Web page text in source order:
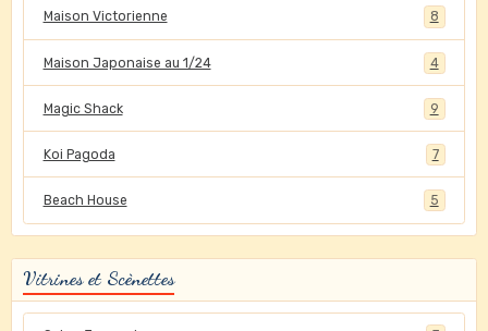
Maison Victorienne 8
Maison Japonaise au 1/24 4
Magic Shack 9
Koi Pagoda 7
Beach House 5
Vitrines et Scènettes